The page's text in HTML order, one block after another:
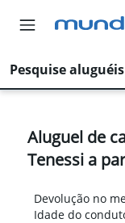
Pesquise aluguéis
Aluguel de
Tenessi a
Devolução no
Idade do